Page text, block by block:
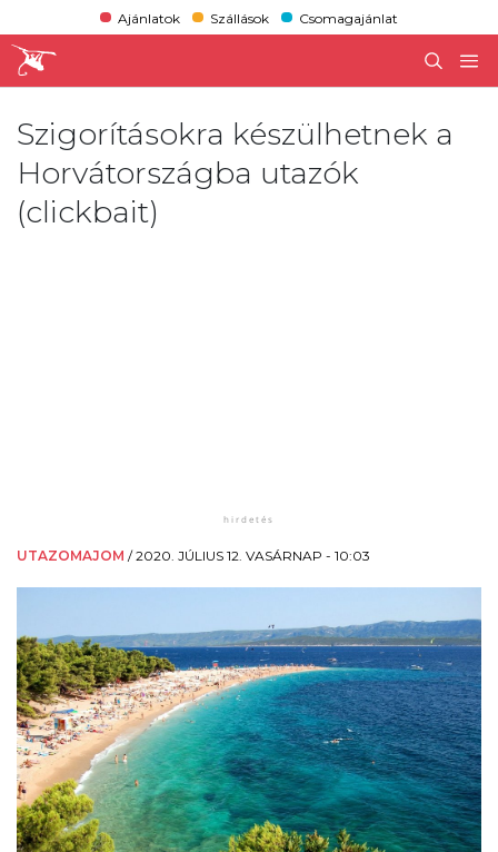
Ajánlatok Szállások Csomagajánlat
Szigorításokra készülhetnek a
Horvátországba utazók
(clickbait)
UTAZOMAJOM /2020. JÚLIUS 12. VASÁRNAP - 10:03